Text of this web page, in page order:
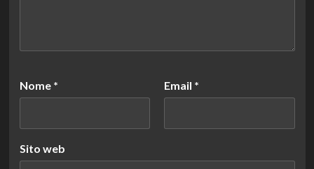
Nome * Email *
Sito web